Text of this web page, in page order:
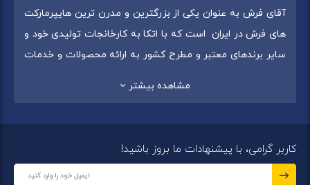
آقای فرش به عنوان یکی از بزرگترین و مدرن ترین هایپرمارکت
های فرش در ایران است که با اتکا به کارخانجات تولیدی خود و
سایر برندهای معتبر و مطرح کشور به ارائه محصولات و خدمات
شهر:فردیس ) ، استان قزوین (شهر قزوین)
مجموعه در تمامی شعب خود بهترین برند ها و بافته های ایران
مشاهده بیشتر
کاربر گرامی، با پیشنهادات ما بروز باشید!